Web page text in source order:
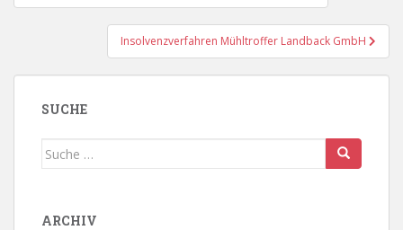
Insolvenzverfahren Mühltroffer Landback GmbH
SUCHE
Suche
ARCHIV